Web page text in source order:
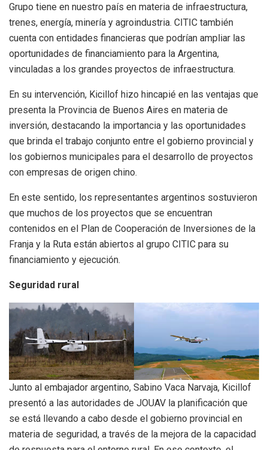
Grupo tiene en nuestro país en materia de infraestructura,
trenes, energía, minería y agroindustria. CITIC también
cuenta con entidades financieras que podrían ampliar las
oportunidades de financiamiento para la Argentina,
vinculadas a los grandes proyectos de infraestructura.
En su intervención, Kicillof hizo hincapié en las ventajas que
presenta la Provincia de Buenos Aires en materia de
inversión, destacando la importancia y las oportunidades
que brinda el trabajo conjunto entre el gobierno provincial y
los gobiernos municipales para el desarrollo de proyectos
con empresas de origen chino.
En este sentido, los representantes argentinos sostuvieron
que muchos de los proyectos que se encuentran
contenidos en el Plan de Cooperación de Inversiones de la
Franja y la Ruta están abiertos al grupo CITIC para su
financiamiento y ejecución.
Seguridad rural
Junto al embajador argentino, Sabino Vaca Narvaja, Kicillof
presentó a las autoridades de JOUAV la planificación que
se está llevando a cabo desde el gobierno provincial en
materia de seguridad, a través de la mejora de la capacidad